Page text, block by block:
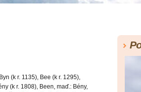
(k r. 1135), Bee (k r. 1295),
(k r. 1808), Been, maď.: Bény,